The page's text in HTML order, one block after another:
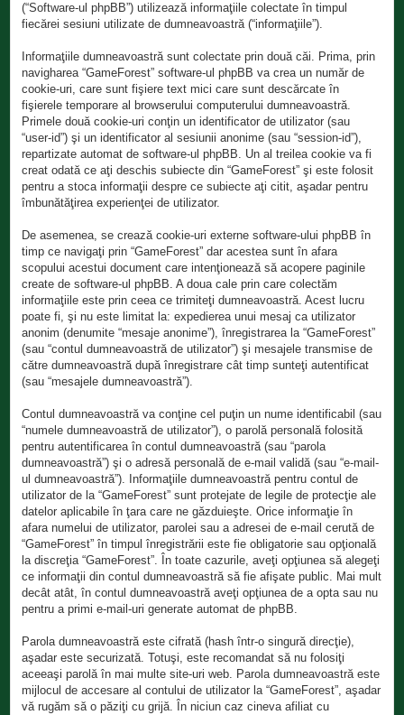
(“Software-ul phpBB”) utilizează informaţiile colectate în timpul
fiecărei sesiuni utilizate de dumneavoastră (“informaţiile”).
Informaţiile dumneavoastră sunt colectate prin două căi. Prima, prin
navigharea “GameForest” software-ul phpBB va crea un număr de
cookie-uri, care sunt fişiere text mici care sunt descărcate în
fişierele temporare al browserului computerului dumneavoastră.
Primele două cookie-uri conţin un identificator de utilizator (sau
“user-id”) şi un identificator al sesiunii anonime (sau “session-id”),
repartizate automat de software-ul phpBB. Un al treilea cookie va fi
creat odată ce aţi deschis subiecte din “GameForest” şi este folosit
pentru a stoca informaţii despre ce subiecte aţi citit, aşadar pentru
îmbunătăţirea experienţei de utilizator.
De asemenea, se crează cookie-uri externe software-ului phpBB în
timp ce navigaţi prin “GameForest” dar acestea sunt în afara
scopului acestui document care intenţionează să acopere paginile
create de software-ul phpBB. A doua cale prin care colectăm
informaţiile este prin ceea ce trimiteţi dumneavoastră. Acest lucru
poate fi, şi nu este limitat la: expedierea unui mesaj ca utilizator
anonim (denumite “mesaje anonime”), înregistrarea la “GameForest”
(sau “contul dumneavoastră de utilizator”) şi mesajele transmise de
către dumneavoastră după înregistrare cât timp sunteţi autentificat
(sau “mesajele dumneavoastră”).
Contul dumneavoastră va conţine cel puţin un nume identificabil (sau
“numele dumneavoastră de utilizator”), o parolă personală folosită
pentru autentificarea în contul dumneavoastră (sau “parola
dumneavoastră”) şi o adresă personală de e-mail validă (sau “e-mail-
ul dumneavoastră”). Informaţiile dumneavoastră pentru contul de
utilizator de la “GameForest” sunt protejate de legile de protecţie ale
datelor aplicabile în ţara care ne găzduieşte. Orice informaţie în
afara numelui de utilizator, parolei sau a adresei de e-mail cerută de
“GameForest” în timpul înregistrării este fie obligatorie sau opţională
la discreţia “GameForest”. În toate cazurile, aveţi opţiunea să alegeţi
ce informaţii din contul dumneavoastră să fie afişate public. Mai mult
decât atât, în contul dumneavoastră aveţi opţiunea de a opta sau nu
pentru a primi e-mail-uri generate automat de phpBB.
Parola dumneavoastră este cifrată (hash într-o singură direcţie),
aşadar este securizată. Totuşi, este recomandat să nu folosiţi
aceeaşi parolă în mai multe site-uri web. Parola dumneavoastră este
mijlocul de accesare al contului de utilizator la “GameForest”, aşadar
vă rugăm să o păziţi cu grijă. În niciun caz cineva afiliat cu